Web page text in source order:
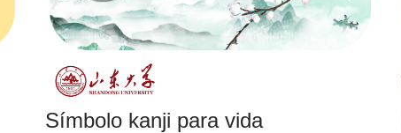
Símbolo kanji para vida